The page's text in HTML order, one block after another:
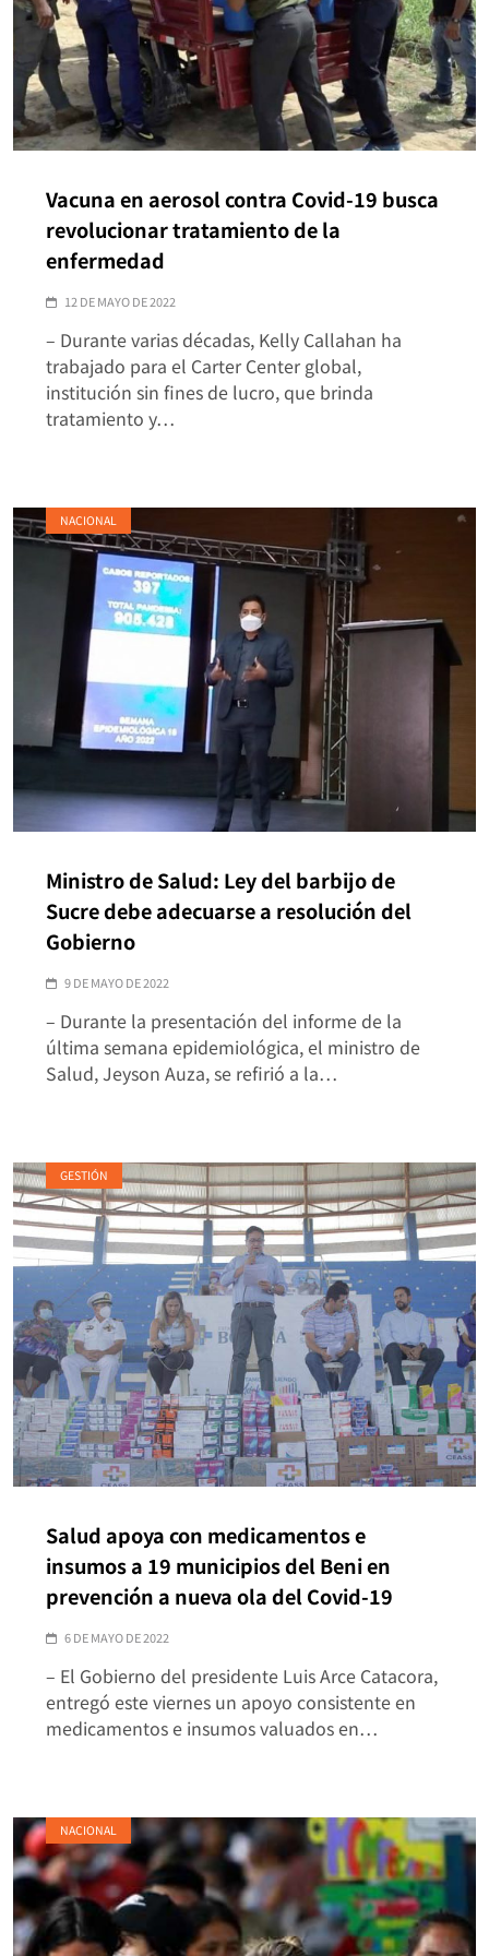
Vacuna en aerosol contra Covid-19 busca
revolucionar tratamiento de la
enfermedad
12 DE MAYO DE 2022
– Durante varias décadas, Kelly Callahan ha
trabajado para el Carter Center global,
institución sin fines de lucro, que brinda
tratamiento y…
NACIONAL
Ministro de Salud: Ley del barbijo de
Sucre debe adecuarse a resolución del
Gobierno
9 DE MAYO DE 2022
– Durante la presentación del informe de la
última semana epidemiológica, el ministro de
Salud, Jeyson Auza, se refirió a la…
GESTIÓN
Salud apoya con medicamentos e
insumos a 19 municipios del Beni en
prevención a nueva ola del Covid-19
6 DE MAYO DE 2022
– El Gobierno del presidente Luis Arce Catacora,
entregó este viernes un apoyo consistente en
medicamentos e insumos valuados en…
NACIONAL